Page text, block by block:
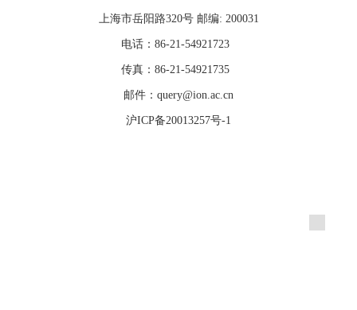
上海市岳阳路320号 邮编: 200031
电话：86-21-54921723
传真：86-21-54921735
邮件：query@ion.ac.cn
沪ICP备20013257号-1